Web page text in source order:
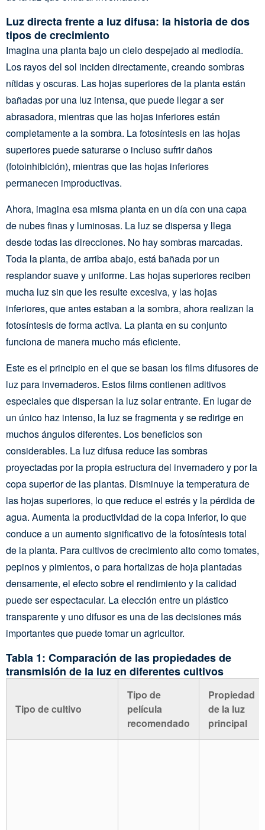
Luz directa frente a luz difusa: la historia de dos
tipos de crecimiento
Imagina una planta bajo un cielo despejado al mediodía.
Los rayos del sol inciden directamente, creando sombras
nítidas y oscuras. Las hojas superiores de la planta están
bañadas por una luz intensa, que puede llegar a ser
abrasadora, mientras que las hojas inferiores están
completamente a la sombra. La fotosíntesis en las hojas
superiores puede saturarse o incluso sufrir daños
(fotoinhibición), mientras que las hojas inferiores
permanecen improductivas.
Ahora, imagina esa misma planta en un día con una capa
de nubes finas y luminosas. La luz se dispersa y llega
desde todas las direcciones. No hay sombras marcadas.
Toda la planta, de arriba abajo, está bañada por un
resplandor suave y uniforme. Las hojas superiores reciben
mucha luz sin que les resulte excesiva, y las hojas
inferiores, que antes estaban a la sombra, ahora realizan la
fotosíntesis de forma activa. La planta en su conjunto
funciona de manera mucho más eficiente.
Este es el principio en el que se basan los films difusores de
luz para invernaderos. Estos films contienen aditivos
especiales que dispersan la luz solar entrante. En lugar de
un único haz intenso, la luz se fragmenta y se redirige en
muchos ángulos diferentes. Los beneficios son
considerables. La luz difusa reduce las sombras
proyectadas por la propia estructura del invernadero y por la
copa superior de las plantas. Disminuye la temperatura de
las hojas superiores, lo que reduce el estrés y la pérdida de
agua. Aumenta la productividad de la copa inferior, lo que
conduce a un aumento significativo de la fotosíntesis total
de la planta. Para cultivos de crecimiento alto como tomates,
pepinos y pimientos, o para hortalizas de hoja plantadas
densamente, el efecto sobre el rendimiento y la calidad
puede ser espectacular. La elección entre un plástico
transparente y uno difusor es una de las decisiones más
importantes que puede tomar un agricultor.
Tabla 1: Comparación de las propiedades de
transmisión de la luz en diferentes cultivos
Tipo de cultivo
Tipo de
película
recomendado
Propiedad
de la luz
principal